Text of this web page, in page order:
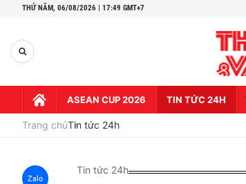
THỨ NĂM, 06/08/2026 | 17:49 GMT+7
ASEAN CUP 2026 TIN TỨC 24H
Trang chủTin tức 24h
Zalo
Tin tức 24h